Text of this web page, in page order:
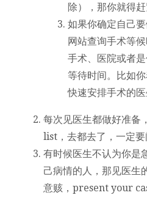
除），那你就得赶
如果你确定自己
网站查询手术等
手术、医院或者
等待时间。比如
快速安排手术的
每次见医生都做好准备
list，去都去了，一定要
有时候医生不认为你是
己病情的人，那见医生
意赅，present your